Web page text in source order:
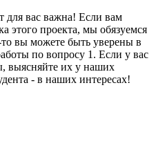
для вас важна! Если вам
этого проекта, мы обязуемся
то вы можете быть уверены в
по вопросу 1. Если у вас
выясняйте их у наших
- в наших интересах!